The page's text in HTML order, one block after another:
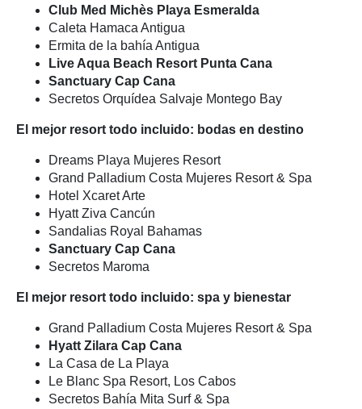
Club Med Michès Playa Esmeralda
Caleta Hamaca Antigua
Ermita de la bahía Antigua
Live Aqua Beach Resort Punta Cana
Sanctuary Cap Cana
Secretos Orquídea Salvaje Montego Bay
El mejor resort todo incluido: bodas en destino
Dreams Playa Mujeres Resort
Grand Palladium Costa Mujeres Resort & Spa
Hotel Xcaret Arte
Hyatt Ziva Cancún
Sandalias Royal Bahamas
Sanctuary Cap Cana
Secretos Maroma
El mejor resort todo incluido: spa y bienestar
Grand Palladium Costa Mujeres Resort & Spa
Hyatt Zilara Cap Cana
La Casa de La Playa
Le Blanc Spa Resort, Los Cabos
Secretos Bahía Mita Surf & Spa